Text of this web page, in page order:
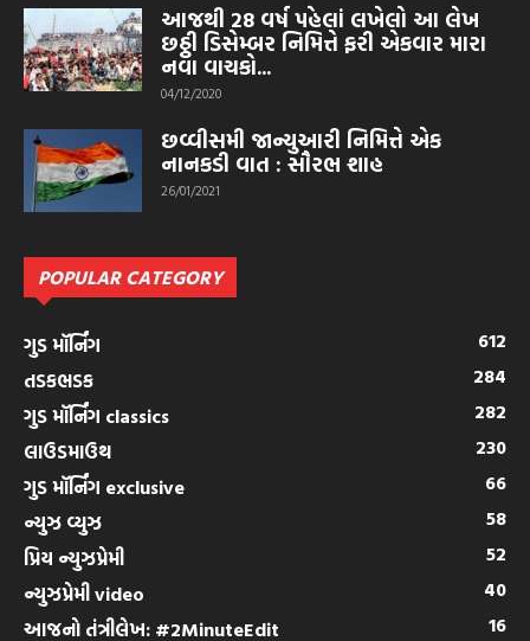
આજથી 28 વર્ષ પહેલાં લખેલો આ લેખ
છઠ્ઠી ડિસેમ્બર નિમિત્તે ફરી એકવાર મારા
નવા વાચકો...
04/12/2020
છવ્વીસમી જાન્યુઆરી નિમિત્તે એક
નાનકડી વાત : સૌરભ શાહ
26/01/2021
POPULAR CATEGORY
ગુડ મૉર્નિંગ
612
તડકભડક
284
ગુડ મૉર્નિંગ classics
282
લાઉડમાઉથ
230
ગુડ મૉર્નિંગ exclusive
66
ન્યુઝ વ્યુઝ
58
પ્રિય ન્યુઝપ્રેમી
52
ન્યુઝપ્રેમી video
40
આજનો તંત્રીલેખ: #2MinuteEdit
16